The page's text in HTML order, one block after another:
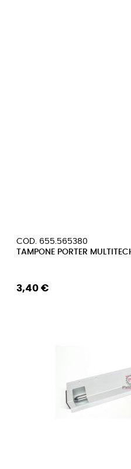
COD. 655.565380
TAMPONE PORTER
3,40 €